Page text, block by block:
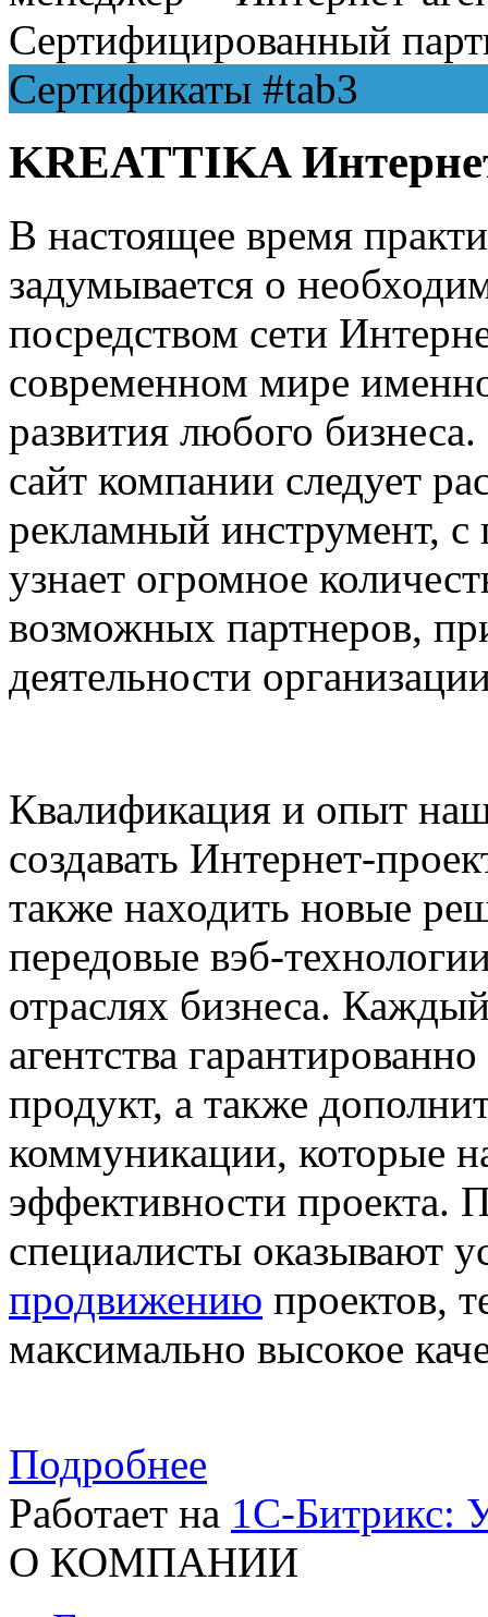
Сертифицированный
Сертификаты #tab3
KREATTIKA
В настоящее время
задумывается о
посредством сети
современном мире
развития любого
сайт компании следует
рекламный инструмент,
узнает огромное
возможных партнеров,
деятельности
Квалификация и опыт
создавать Интернет-
также находить новые
передовые вэб-
отраслях бизнеса.
агентства
продукт, а также
коммуникации, которые
эффективности
специалисты оказывают
продвижению проектов,
максимально высокое
Подробнее
Работает на 1C-Битрикс:
О КОМПАНИИ